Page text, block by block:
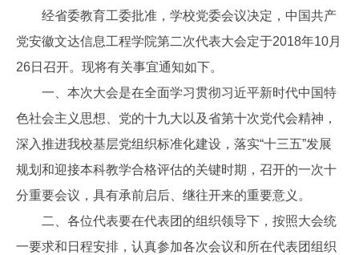
经省委教育工委批准，学校党委会议决定，中国共产
党安徽文达信息工程学院第二次代表大会定于2018年10月
26日召开。现将有关事宜通知如下。
一、本次大会是在全面学习贯彻习近平新时代中国特
色社会主义思想、党的十九大以及省第十次党代会精神，
深入推进我校基层党组织标准化建设，落实“十三五”发展
规划和迎接本科教学合格评估的关键时期，召开的一次十
分重要会议，具有承前启后、继往开来的重要意义。
二、各位代表要在代表团的组织领导下，按照大会统
一要求和日程安排，认真参加各次会议和所在代表团组织